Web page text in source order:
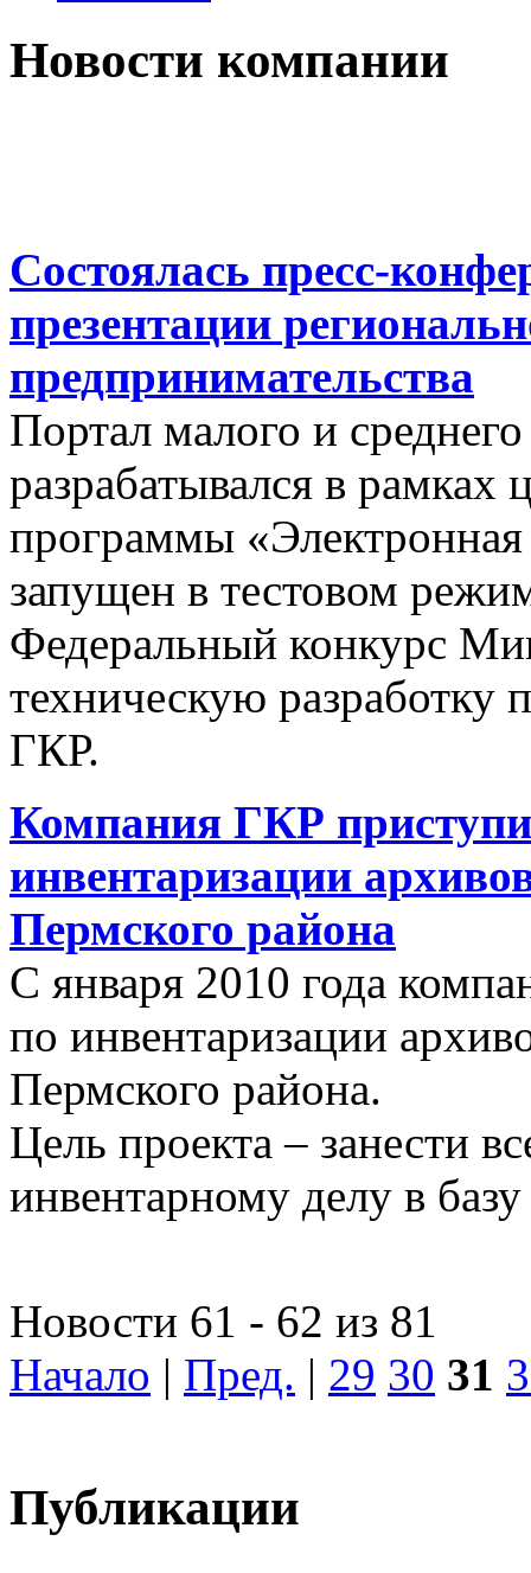
Новости компании
Состоялась пресс-
презентации
предпринимательства
Портал малого и
разрабатывался в рамках
программы
запущен в тестовом
Федеральный конкурс
техническую разработку
ГКР.
Компания ГКР
инвентаризации
Пермского района
С января 2010 года
по инвентаризации
Пермского района.
Цель проекта – занести
инвентарному делу в
Новости 61 - 62 из 81
Начало | Пред. | 29 30 31
Публикации